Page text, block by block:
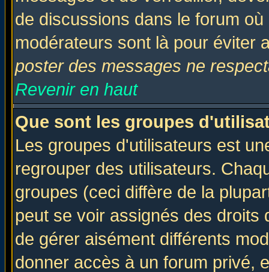
de discussions dans le forum
modérateurs sont là pour éviter
poster des messages ne
Revenir en haut
Que sont les groupes
Les groupes d'utilisateurs est
regrouper des utilisateurs.
groupes (ceci diffère de la
peut se voir assignés des
de gérer aisément différents
donner accès à un forum privé,